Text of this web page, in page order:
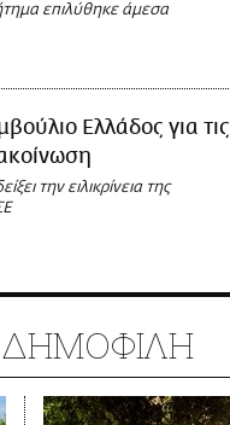
επιλύθηκε άμεσα
Ελλάδος για τις
την ειλικρίνεια της
ΔΗΜΟΦΙΛΗ